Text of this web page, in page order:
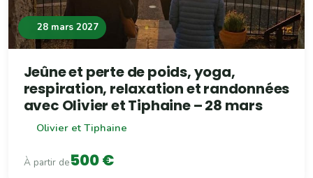
28 mars 2027
Jeûne et perte de poids, yoga,
respiration, relaxation et randonnées
avec Olivier et Tiphaine – 28 mars
Olivier et Tiphaine
À partir de500 €